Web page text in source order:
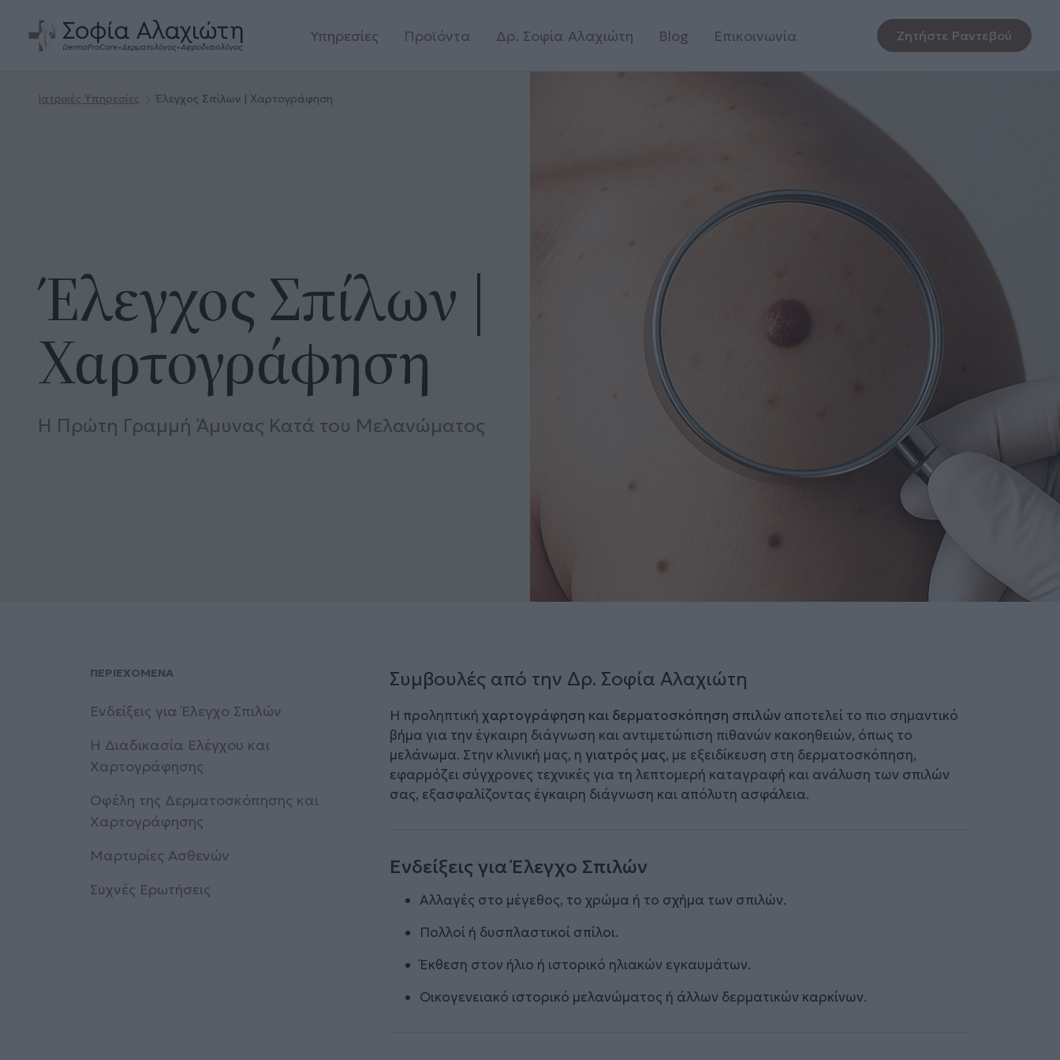
Υπηρεσίες Προϊόντα Δρ. Σοφία Αλαχιώτη Blog Επικοινωνία Ζητήστε Ραντεβού
Ιατρικές Υπηρεσίες Έλεγχος Σπίλων | Χαρτογράφηση
Έλεγχος Σπίλων |
Χαρτογράφηση
Η Πρώτη Γραμμή Άμυνας Κατά του Μελανώματος
ΠΕΡΙΕΧΟΜΕΝΑ
Ενδείξεις για Έλεγχο Σπιλών
Η Διαδικασία Ελέγχου και
Χαρτογράφησης
Οφέλη της Δερματοσκόπησης και
Χαρτογράφησης
Μαρτυρίες Ασθενών
Συχνές Ερωτήσεις
Συμβουλές από την Δρ. Σοφία Αλαχιώτη
Η προληπτική χαρτογράφηση και δερματοσκόπηση σπιλών αποτελεί το πιο σημαντικό
βήμα για την έγκαιρη διάγνωση και αντιμετώπιση πιθανών κακοηθειών, όπως το
μελάνωμα. Στην κλινική μας, η γιατρός μας, με εξειδίκευση στη δερματοσκόπηση,
εφαρμόζει σύγχρονες τεχνικές για τη λεπτομερή καταγραφή και ανάλυση των σπιλών
σας, εξασφαλίζοντας έγκαιρη διάγνωση και απόλυτη ασφάλεια.
Ενδείξεις για Έλεγχο Σπιλών
Αλλαγές στο μέγεθος, το χρώμα ή το σχήμα των σπιλών.
Πολλοί ή δυσπλαστικοί σπίλοι.
Έκθεση στον ήλιο ή ιστορικό ηλιακών εγκαυμάτων.
Οικογενειακό ιστορικό μελανώματος ή άλλων δερματικών καρκίνων.